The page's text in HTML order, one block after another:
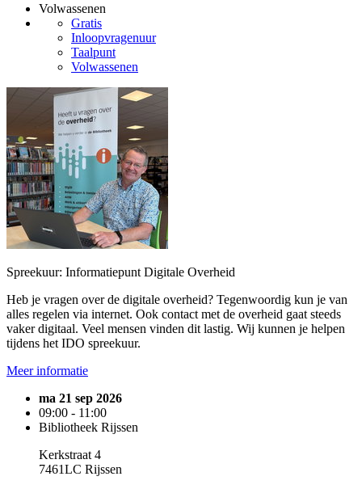
Volwassenen
Gratis
Inloopvragenuur
Taalpunt
Volwassenen
Spreekuur: Informatiepunt Digitale Overheid
Heb je vragen over de digitale overheid? Tegenwoordig kun je van
alles regelen via internet. Ook contact met de overheid gaat steeds
vaker digitaal. Veel mensen vinden dit lastig. Wij kunnen je helpen
tijdens het IDO spreekuur.
Meer informatie
ma 21 sep 2026
09:00 - 11:00
Bibliotheek Rijssen
Kerkstraat 4
7461LC Rijssen